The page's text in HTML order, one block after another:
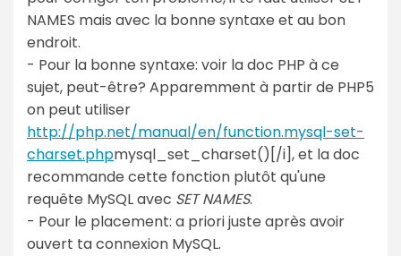
NAMES mais avec la bonne syntaxe et au bon
endroit.
- Pour la bonne syntaxe: voir la doc PHP à ce
sujet, peut-être? Apparemment à partir de PHP5
on peut utiliser
http://php.net/manual/en/function.mysql-set-
charset.phpmysql_set_charset()[/i], et la doc
recommande cette fonction plutôt qu'une
requête MySQL avec SET NAMES.
- Pour le placement: a priori juste après avoir
ouvert ta connexion MySQL.